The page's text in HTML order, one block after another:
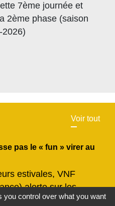
7ème journée et
2ème phase (saison
2026)
Voir tout
pas le « fun » virer au
estivales, VNF
alerte sur les
sauvage.
control over what you want